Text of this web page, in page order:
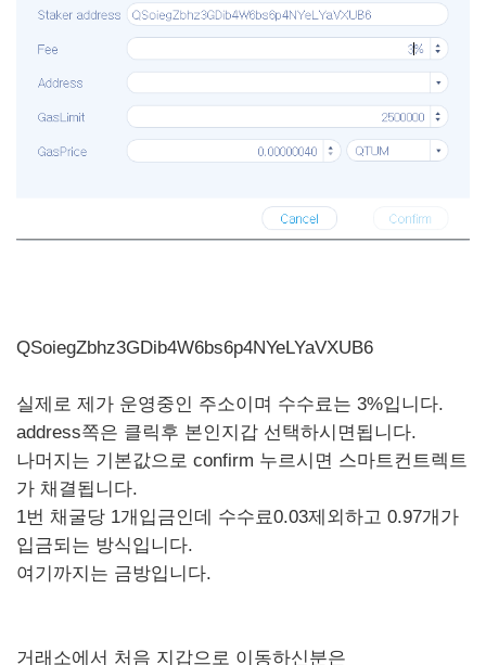
QSoiegZbhz3GDib4W6bs6p4NYeLYaVXUB6
실제로 제가 운영중인 주소이며 수수료는 3%입니다.
address쪽은 클릭후 본인지갑 선택하시면됩니다.
나머지는 기본값으로 confirm 누르시면 스마트컨트렉트
가 채결됩니다.
1번 채굴당 1개입금인데 수수료0.03제외하고 0.97개가
입금되는 방식입니다.
여기까지는 금방입니다.
거래소에서 처음 지갑으로 이동하신분은